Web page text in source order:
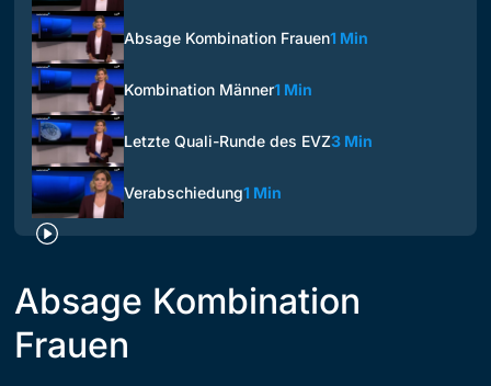
Absage Kombination Frauen1 Min
Kombination Männer1 Min
Letzte Quali-Runde des EVZ3 Min
Verabschiedung1 Min
Absage Kombination
Frauen